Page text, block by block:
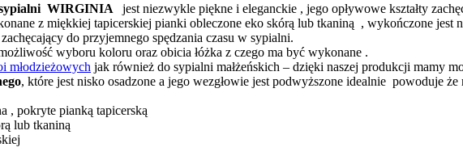
WIRGINIA
jest niezwykle piękne i eleganckie , jego opływowe kształty
z miękkiej tapicerskiej pianki obleczone eko skórą lub tkaniną , wykończone jest
do przyjemnego spędzania czasu w sypialni.
wyboru koloru oraz obicia łóżka z czego ma być wykonane .
młodzieżowych jak również do sypialni małżeńskich – dzięki naszej produkcji mamy
, które jest nisko osadzone a jego wezgłowie jest podwyższone idealnie powoduje
, pokryte pianką tapicerską
lub tkaniną